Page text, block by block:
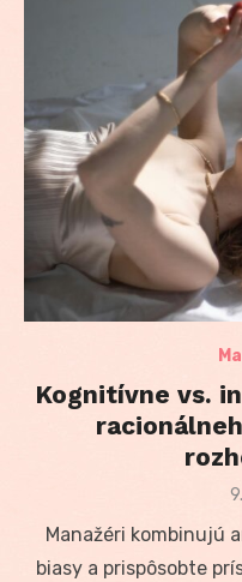
Kognitívne vs.
Manažéri kombinujú
biasy a prispôsobte